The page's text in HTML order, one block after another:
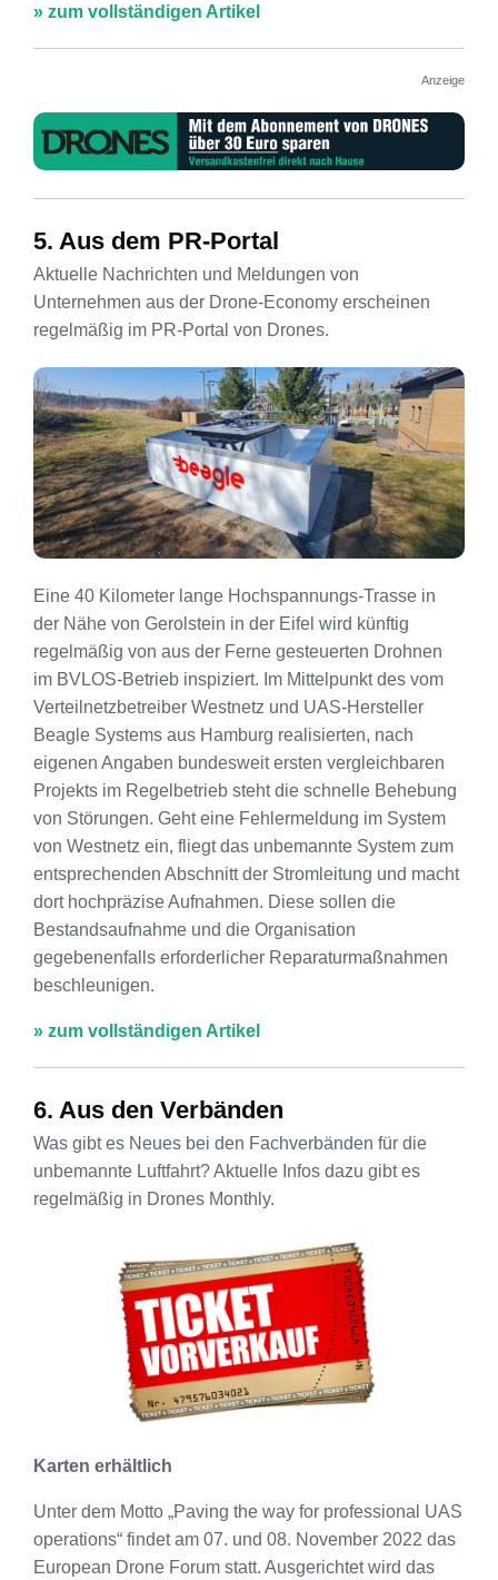
» zum vollständigen Artikel
Anzeige
5. Aus dem PR-Portal
Aktuelle Nachrichten und Meldungen von
Unternehmen aus der Drone-Economy erscheinen
regelmäßig im PR-Portal von Drones.
Eine 40 Kilometer lange Hochspannungs-Trasse in
der Nähe von Gerolstein in der Eifel wird künftig
regelmäßig von aus der Ferne gesteuerten Drohnen
im BVLOS-Betrieb inspiziert. Im Mittelpunkt des vom
Verteilnetzbetreiber Westnetz und UAS-Hersteller
Beagle Systems aus Hamburg realisierten, nach
eigenen Angaben bundesweit ersten vergleichbaren
Projekts im Regelbetrieb steht die schnelle Behebung
von Störungen. Geht eine Fehlermeldung im System
von Westnetz ein, fliegt das unbemannte System zum
entsprechenden Abschnitt der Stromleitung und macht
dort hochpräzise Aufnahmen. Diese sollen die
Bestandsaufnahme und die Organisation
gegebenenfalls erforderlicher Reparaturmaßnahmen
beschleunigen.
» zum vollständigen Artikel
6. Aus den Verbänden
Was gibt es Neues bei den Fachverbänden für die
unbemannte Luftfahrt? Aktuelle Infos dazu gibt es
regelmäßig in Drones Monthly.
Karten erhältlich
Unter dem Motto „Paving the way for professional UAS
operations“ findet am 07. und 08. November 2022 das
European Drone Forum statt. Ausgerichtet wird das